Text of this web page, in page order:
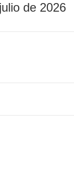
de 2026